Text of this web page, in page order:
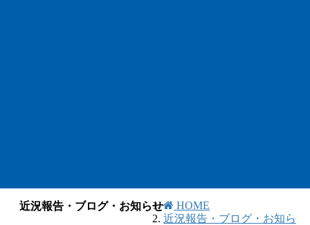
近況報告・ブログ・お知らせ
HOME
近況報告・ブログ・お知ら